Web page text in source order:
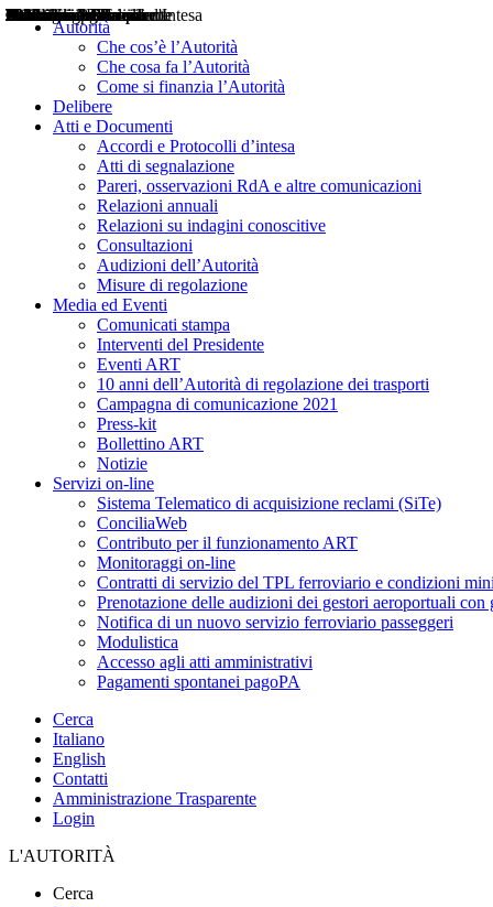
Autorità
Che cos’è l’Autorità
Che cosa fa l’Autorità
Come si finanzia l’Autorità
Delibere
Atti e Documenti
Accordi e Protocolli d’intesa
Atti di segnalazione
Pareri, osservazioni RdA e altre comunicazioni
Relazioni annuali
Relazioni su indagini conoscitive
Consultazioni
Audizioni dell’Autorità
Misure di regolazione
Media ed Eventi
Comunicati stampa
Interventi del Presidente
Eventi ART
10 anni dell’Autorità di regolazione dei trasporti
Campagna di comunicazione 2021
Press-kit
Bollettino ART
Notizie
Servizi on-line
Sistema Telematico di acquisizione reclami (SiTe)
ConciliaWeb
Contributo per il funzionamento ART
Monitoraggi on-line
Contratti di servizio del TPL ferroviario e condizioni
Prenotazione delle audizioni dei gestori aeroportuali con
Notifica di un nuovo servizio ferroviario passeggeri
Modulistica
Accesso agli atti amministrativi
Pagamenti spontanei pagoPA
Cerca
Italiano
English
Contatti
Amministrazione Trasparente
Login
L'AUTORITÀ
Cerca
Delibere
Pareri
Consultazioni
Audizioni
Atti di Segnalazione
Accordi e Protocolli d'Intesa
Relazioni annuali
Misure di regolazione
Notizie
Comunicati Stampa
Bollettini ART
Convegni ART
Interviste del Presidente
Articoli in primo piano
Interventi del Presidente
2004
2005
2010
2013
2014
2015
2016
2017
2018
2019
202
2020
2021
2022
2023
2024
2025
2026
Aereo
Marittimo
Terrestre